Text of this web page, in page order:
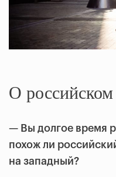
О
— Вы долгое время
похож ли
на западный?